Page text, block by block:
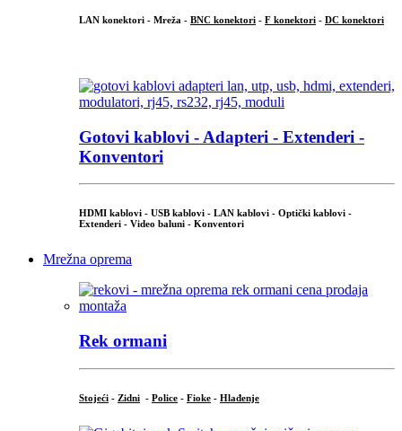
LAN konektori - Mreža - BNC konektori - F konektori - DC konektori
Gotovi kablovi - Adapteri - Extenderi -
Konventori
HDMI kablovi - USB kablovi - LAN kablovi - Optički kablovi -
Extenderi - Video baluni - Konventori
Mrežna oprema
Rek ormani
Stojeći - Zidni - Police - Fioke - Hlađenje